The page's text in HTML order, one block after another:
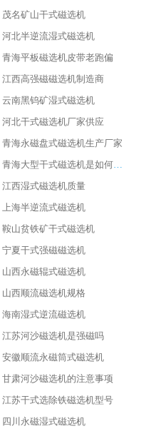
茂名矿山干式磁选机
河北半逆流湿式磁选机
青海平板磁选机皮带老跑偏
江西高强磁磁选机制造商
云南黑钨矿湿式磁选机
河北干式磁选机厂家供应
青海永磁盘式磁选机生产厂家
青海大型干式磁选机是如何选矿的
江西湿式磁选机质量
上海半逆流式磁选机
鞍山贫铁矿干式磁选机
宁夏干式强磁磁选机
山西永磁辊式磁选机
山西顺流磁选机规格
海南湿式逆流磁选机
江苏河沙磁选机是强磁吗
安徽顺流永磁筒式磁选机
甘肃河沙磁选机的注意事项
江苏干式选除铁磁选机型号
四川永磁湿式磁选机